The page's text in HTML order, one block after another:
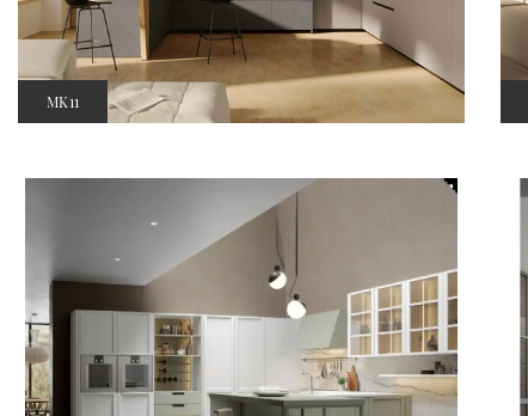
MK11